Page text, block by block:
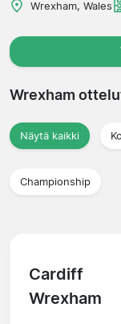
Wrexham, Wales
Wrexham
Näytä kaikki
Championship
Cardiff
Wrexham